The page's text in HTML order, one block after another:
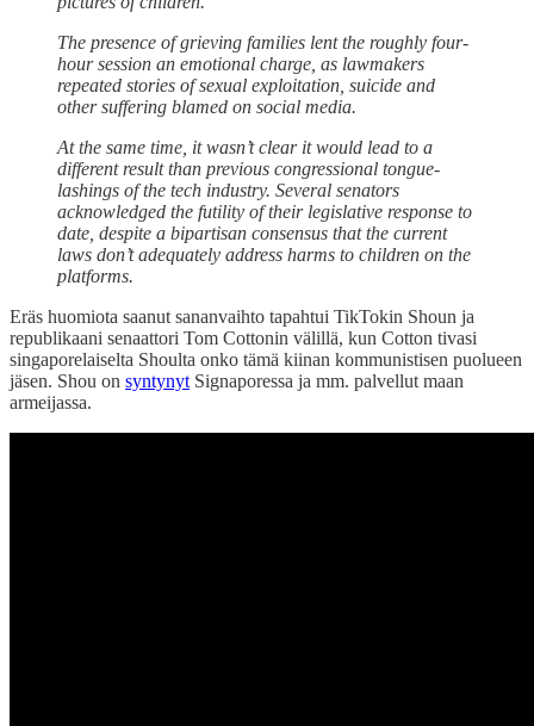
The presence of grieving families lent the roughly four-
hour session an emotional charge, as lawmakers
repeated stories of sexual exploitation, suicide and
other suffering blamed on social media.
At the same time, it wasn’t clear it would lead to a
different result than previous congressional tongue-
lashings of the tech industry. Several senators
acknowledged the futility of their legislative response to
date, despite a bipartisan consensus that the current
laws don’t adequately address harms to children on the
platforms.
Eräs huomiota saanut sananvaihto tapahtui TikTokin Shoun ja
republikaani senaattori Tom Cottonin välillä, kun Cotton tivasi
singaporelaiselta Shoulta onko tämä kiinan kommunistisen puolueen
jäsen. Shou on syntynyt Signaporessa ja mm. palvellut maan
armeijassa.